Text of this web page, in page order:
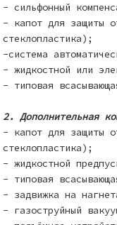
- сильфонный
- капот для защиты
стеклопластика);
-система
- жидкостной или
- типовая
2. Дополнительная
- капот для защиты
стеклопластика);
- жидкостной
- типовая
- задвижка на
- газоструйный